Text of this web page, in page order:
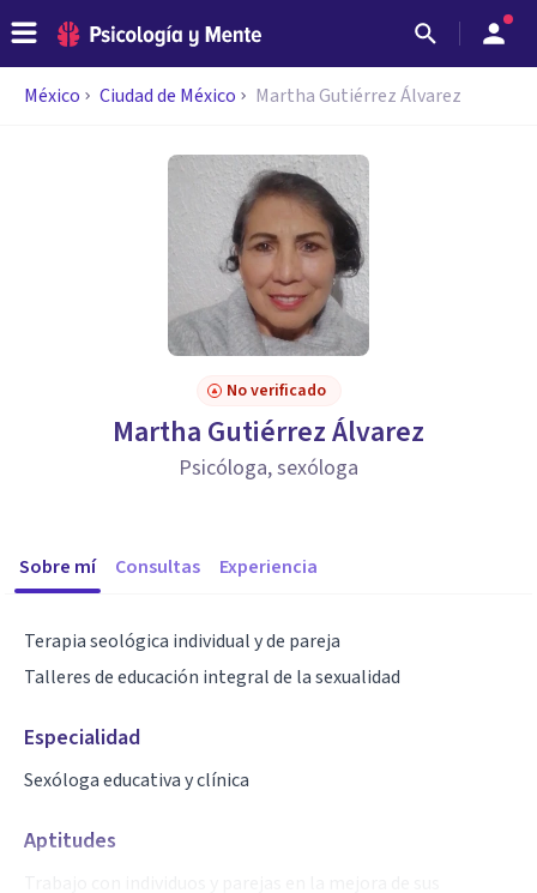
México Ciudad de México Martha Gutiérrez Álvarez
No verificado
Martha Gutiérrez Álvarez
Psicóloga, sexóloga
Sobre mí Consultas Experiencia
Terapia seológica individual y de pareja
Talleres de educación integral de la sexualidad
Especialidad
Sexóloga educativa y clínica
Aptitudes